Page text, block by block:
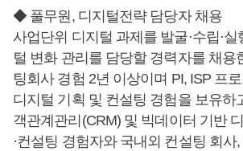
◆ 풀무원, 디지털전략 담당자 채용
사업단위 디지털 과제를 발굴·수립·실
털 변화 관리를 담당할 경력자를 채용
팅회사 경험 2년 이상이며 PI, ISP 프
디지털 기획 및 컨설팅 경험을 보유하
객관계관리(CRM) 및 빅데이터 기반
·컨설팅 경험자와 국내외 컨설팅 회사